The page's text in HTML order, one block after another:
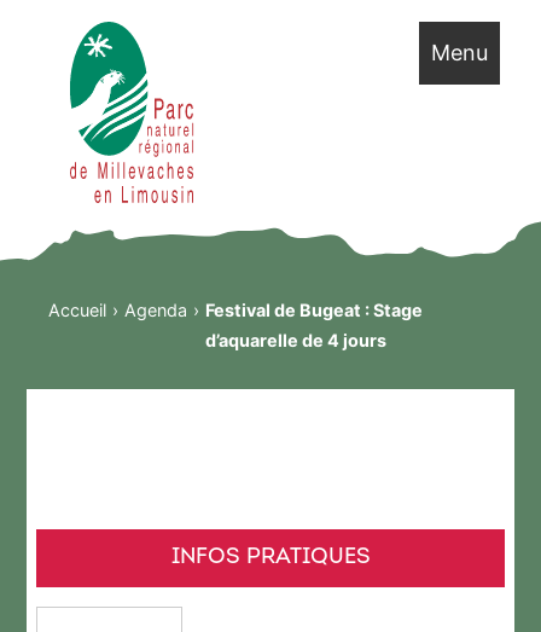
Menu
Accueil Agenda
Festival de Bugeat : Stage
d’aquarelle de 4 jours
INFOS PRATIQUES